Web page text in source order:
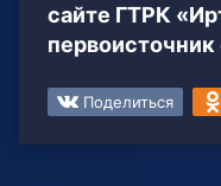
сайте ГТРК
первоисточник
Поделиться